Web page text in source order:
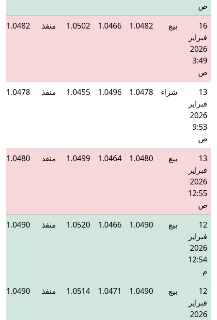
ص
16
فبراير
2026
3:49
ص
بيع 1.0482
1.0466
1.0502 منفذ 1.0482
13
فبراير
2026
9:53
ص
شراء 1.0478
1.0496
1.0455 منفذ 1.0478
13
فبراير
2026
12:55
ص
بيع 1.0480
1.0464
1.0499 منفذ 1.0480
12
فبراير
2026
12:54
م
بيع 1.0490
1.0466
1.0520 منفذ 1.0490
12
فبراير
2026
بيع 1.0490
1.0471
1.0514 منفذ 1.0490